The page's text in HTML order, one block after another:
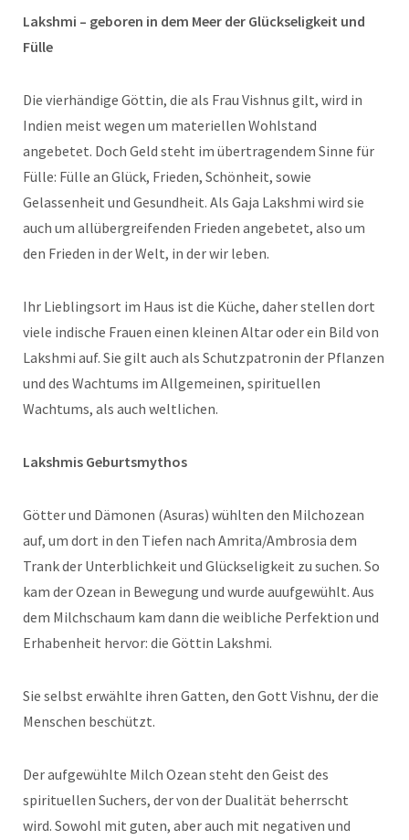
Lakshmi – geboren in dem Meer der Glückseligkeit und
Fülle
Die vierhändige Göttin, die als Frau Vishnus gilt, wird in
Indien meist wegen um materiellen Wohlstand
angebetet. Doch Geld steht im übertragendem Sinne für
Fülle: Fülle an Glück, Frieden, Schönheit, sowie
Gelassenheit und Gesundheit. Als Gaja Lakshmi wird sie
auch um allübergreifenden Frieden angebetet, also um
den Frieden in der Welt, in der wir leben.
Ihr Lieblingsort im Haus ist die Küche, daher stellen dort
viele indische Frauen einen kleinen Altar oder ein Bild von
Lakshmi auf. Sie gilt auch als Schutzpatronin der Pflanzen
und des Wachtums im Allgemeinen, spirituellen
Wachtums, als auch weltlichen.
Lakshmis Geburtsmythos
Götter und Dämonen (Asuras) wühlten den Milchozean
auf, um dort in den Tiefen nach Amrita/Ambrosia dem
Trank der Unterblichkeit und Glückseligkeit zu suchen. So
kam der Ozean in Bewegung und wurde auufgewühlt. Aus
dem Milchschaum kam dann die weibliche Perfektion und
Erhabenheit hervor: die Göttin Lakshmi.
Sie selbst erwählte ihren Gatten, den Gott Vishnu, der die
Menschen beschützt.
Der aufgewühlte Milch Ozean steht den Geist des
spirituellen Suchers, der von der Dualität beherrscht
wird. Sowohl mit guten, aber auch mit negativen und